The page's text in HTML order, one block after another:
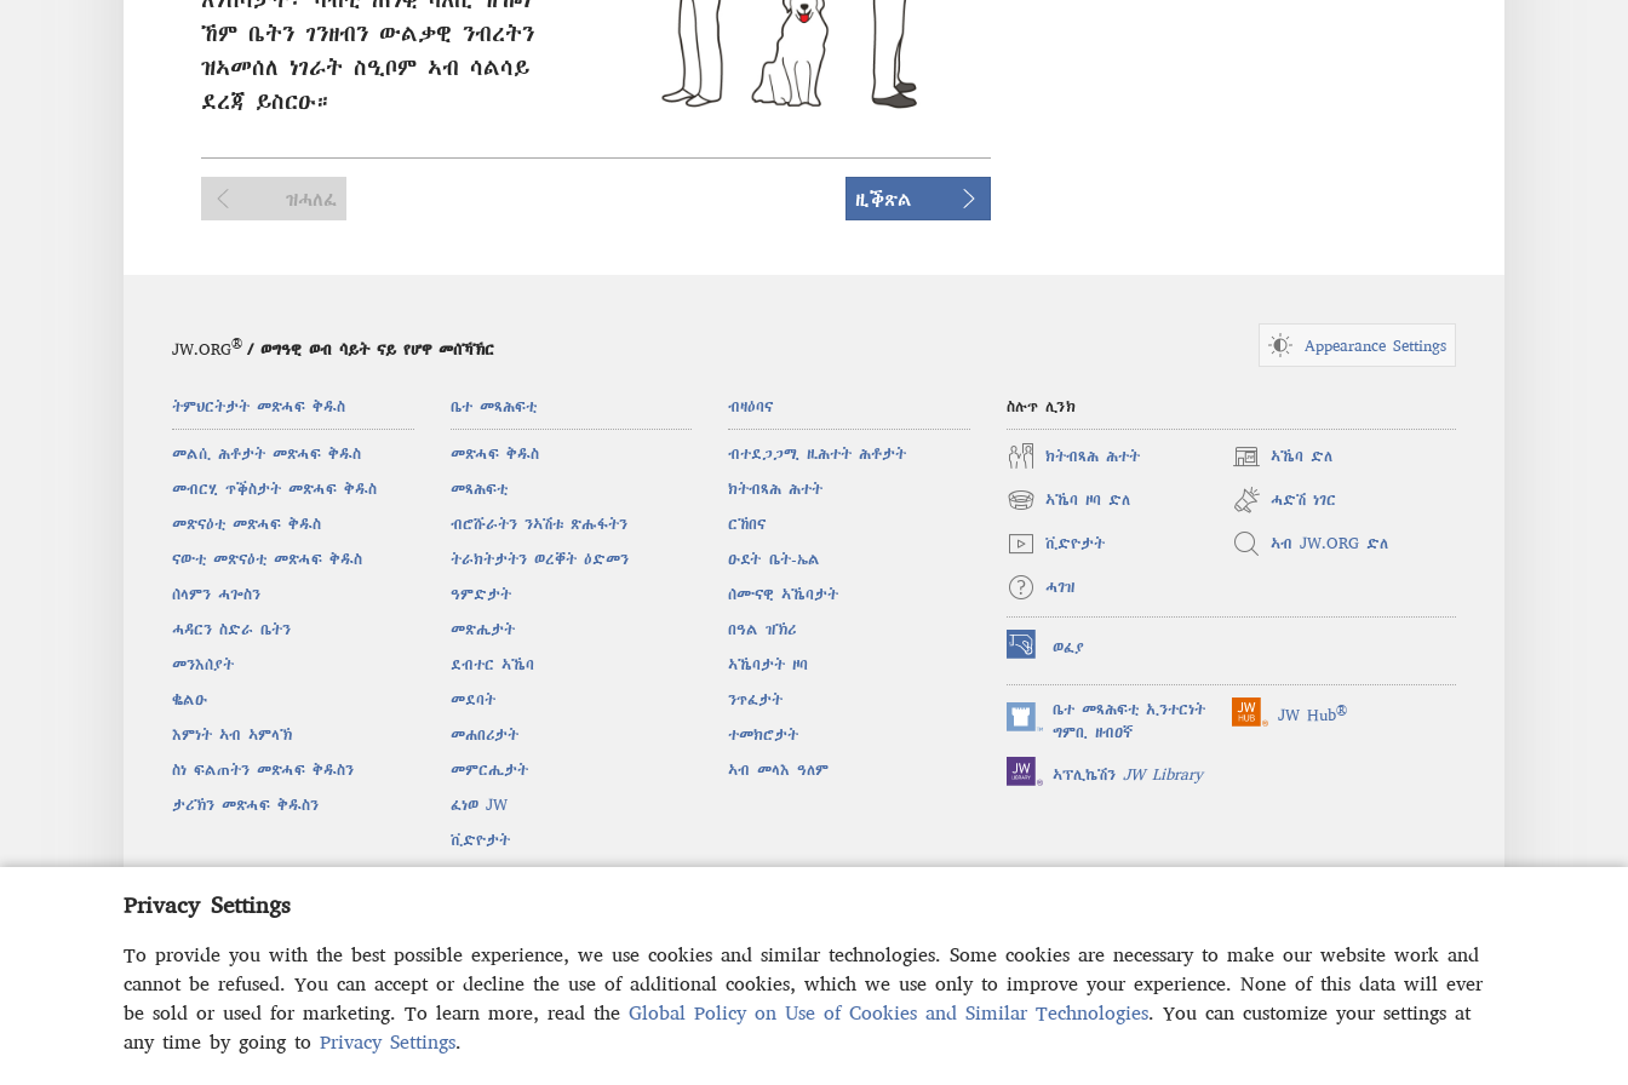
Privacy Settings
To provide you with the best possible experience, we use cookies and similar technologies. Some cookies are necessary to make our website work and
cannot be refused. You can accept or decline the use of additional cookies, which we use only to improve your experience. None of this data will ever
be sold or used for marketing. To learn more, read the Global Policy on Use of Cookies and Similar Technologies . You can customize your settings at
any time by going to Privacy Settings
ኸም ቤትን ገንዘብን ውልቃዊ ንብረትን
ዝኣመሰለ ነገራት ስዒቦም ኣብ ሳልሳይ
ደረጃ ይስርዑ።
ዝሓለፈ ዚቕጽል
JW.ORG® / ወግዓዊ ወብ ሳይት ናይ የሆዋ መሰኻኽር Appearance Settings
ትምህርትታት መጽሓፍ ቅዱስ
መልሲ ሕቶታት መጽሓፍ ቅዱስ
መብርሂ ጥቕስታት መጽሓፍ ቅዱስ
መጽናዕቲ መጽሓፍ ቅዱስ
ናውቲ መጽናዕቲ መጽሓፍ ቅዱስ
ሰላምን ሓጐስን
ሓዳርን ስድራ ቤትን
መንእሰያት
ቈልዑ
እምነት ኣብ ኣምላኽ
ስነ ፍልጠትን መጽሓፍ ቅዱስን
ታሪኽን መጽሓፍ ቅዱስን
ቤተ መጻሕፍቲ
መጽሓፍ ቅዱስ
መጻሕፍቲ
ብሮሹራትን ንኣሽቱ ጽሑፋትን
ትራክትታትን ወረቐት ዕድመን
ዓምድታት
መጽሔታት
ደብተር ኣኼባ
መደባት
መሐበሪታት
መምርሒታት
ፈነወ JW
ቪድዮታት
ድራማዊ ንባብ መጽሓፍ ቅዱስ
ብዛዕባና
ብተደጋጋሚ ዚሕተት ሕቶታት
ክትብጻሕ ሕተት
ርኸበና
ዑደት ቤት-ኤል
ሰሙናዊ ኣኼባታት
በዓል ዝኽሪ
ኣኼባታት ዞባ
ንጥፈታት
ተመክሮታት
ኣብ መላእ ዓለም
ስሉጥ ሊንክ
ክትብጻሕ ሕተት ኣኼባ ድለ
(opens
new
window)
ኣኼባ ዞባ ድለ
(opens
new
window)
ሓድሽ ነገር
ቪድዮታት ኣብ JW.ORG ድለ
ሓገዝ
ወፈያ
(opens
new
window)ቤተ መጻሕፍቲ ኢንተርነት
ግምቢ ዘብዐኛ
(opens
new
window)
JW Hub®
(opens
ኣፕሊኬሽን JW Library
Copyright© 2026 Watch Tower Bible and Tract Society of Pennsylvania.